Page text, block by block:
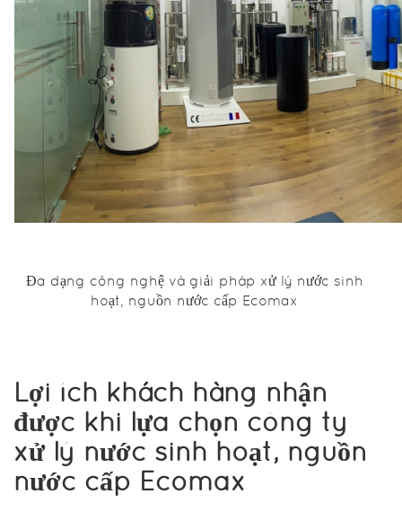
nghệ Nano
bảo tồn các
khoáng chất
này, giữ cho
nước không
chỉ sạch mà
cho sức
khỏe. Quá
trình xử lý
bắt đầu bằng
việc nước
cơ học để
loại bỏ các
bụi bẩn, và
rong rêu.
Sau đó, nước
được chuyển
Đa dạng công nghệ và giải pháp xử lý nước sinh
hoạt, nguồn nước cấp Ecomax
Lợi ích khách hàng nhận
được khi lựa chọn công ty
xử lý nước sinh hoạt, nguồn
nước cấp Ecomax